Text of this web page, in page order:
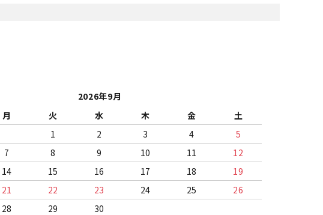
2026年9月
月 火 水 木 金
土
1
2 3 4
5
7 8 9 10 11
12
14 15 16 17 18
19
21 22 23 24 25
26
28 29 30